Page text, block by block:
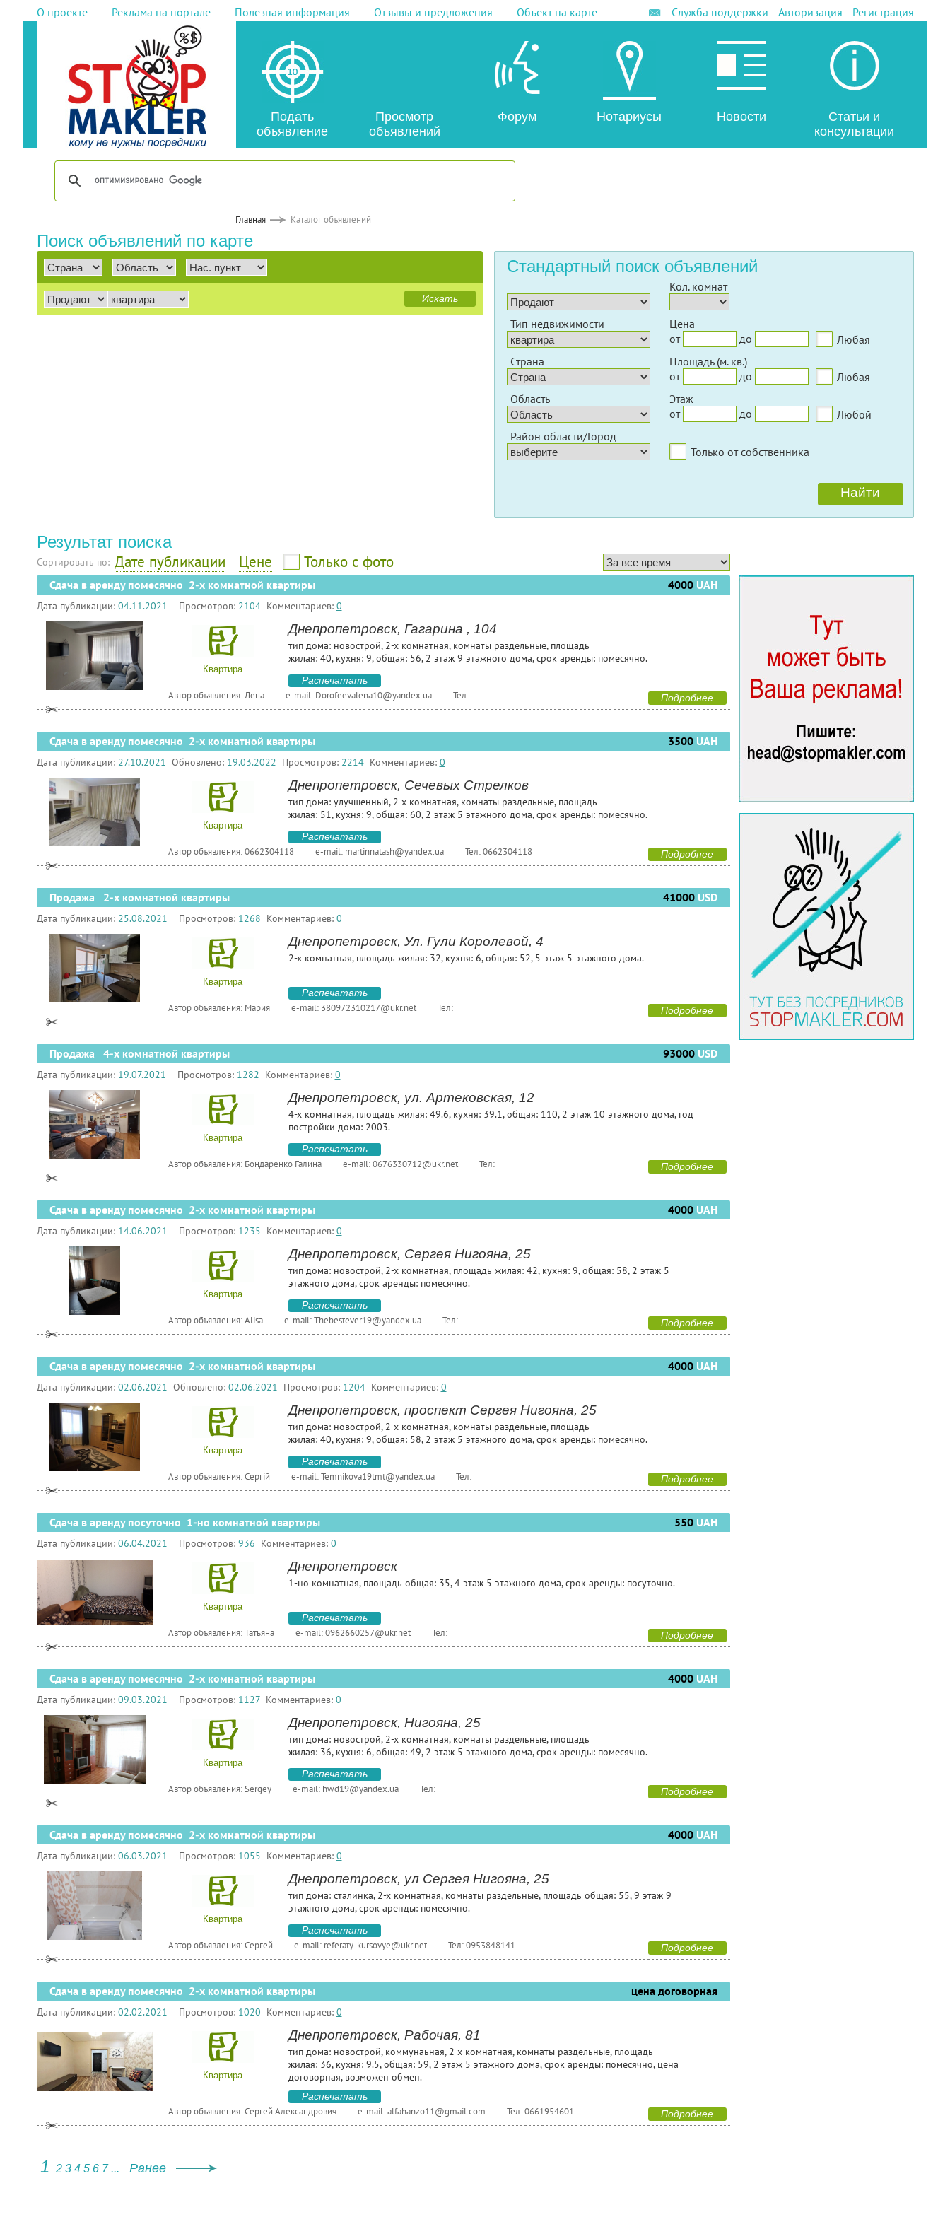
О проекте Реклама на портале Полезная информация Отзывы и предложения Объект на карте Служба поддержки Авторизация Регистрация
Подать
объявление
Просмотр
объявлений
Форум Нотариусы Новости
Статьи и
консультации
Главная Каталог объявлений
Поиск объявлений по карте
Стандартный поиск объявлений
Тип недвижимости
Страна
Область
Район области/Город
Кол. комнат
Цена
от
до
Любая
Площадь (м. кв.)
от
до
Любая
Этаж
от
до Любой
Только от собственника
Результат поиска
Сортировать по: Дате публикации Цене Только с фото
Сдача в аренду помесячно 2-х комнатной квартиры 4000UAH
Дата публикации: 04.11.2021 Просмотров: 2104 Комментариев: 0
Квартира
Днепропетровск, Гагарина , 104
тип дома: новострой, 2-х комнатная, комнаты раздельные, площадь
жилая: 40, кухня: 9, общая: 56, 2 этаж 9 этажного дома, срок аренды: помесячно.
Распечатать
Автор объявления: Лена e-mail: Dorofeevalena10@yandex.ua Тел: Подробнее
Сдача в аренду помесячно 2-х комнатной квартиры 3500UAH
Дата публикации: 27.10.2021 Обновлено: 19.03.2022 Просмотров: 2214 Комментариев: 0
Квартира
Днепропетровск, Сечевых Стрелков
тип дома: улучшенный, 2-х комнатная, комнаты раздельные, площадь
жилая: 51, кухня: 9, общая: 60, 2 этаж 5 этажного дома, срок аренды: помесячно.
Распечатать
Автор объявления: 0662304118 e-mail: martinnatash@yandex.ua Тел: 0662304118 Подробнее
Продажа 2-х комнатной квартиры 41000USD
Дата публикации: 25.08.2021 Просмотров: 1268 Комментариев: 0
Квартира
Днепропетровск, Ул. Гули Королевой, 4
2-х комнатная, площадь жилая: 32, кухня: 6, общая: 52, 5 этаж 5 этажного дома.
Распечатать
Автор объявления: Мария e-mail: 380972310217@ukr.net Тел: Подробнее
Продажа 4-х комнатной квартиры 93000USD
Дата публикации: 19.07.2021 Просмотров: 1282 Комментариев: 0
Квартира
Днепропетровск, ул. Артековская, 12
4-х комнатная, площадь жилая: 49.6, кухня: 39.1, общая: 110, 2 этаж 10 этажного дома, год
постройки дома: 2003.
Распечатать
Автор объявления: Бондаренко Галина e-mail:0676330712@ukr.net Тел: Подробнее
Сдача в аренду помесячно 2-х комнатной квартиры 4000UAH
Дата публикации: 14.06.2021 Просмотров: 1235 Комментариев: 0
Квартира
Днепропетровск, Сергея Нигояна, 25
тип дома: новострой, 2-х комнатная, площадь жилая: 42, кухня: 9, общая: 58, 2 этаж 5
этажного дома, срок аренды: помесячно.
Распечатать
Автор объявления: Alisa e-mail:Thebestever19@yandex.ua Тел: Подробнее
Сдача в аренду помесячно 2-х комнатной квартиры 4000UAH
Дата публикации: 02.06.2021 Обновлено: 02.06.2021 Просмотров: 1204 Комментариев: 0
Квартира
Днепропетровск, проспект Сергея Нигояна, 25
тип дома: новострой, 2-х комнатная, комнаты раздельные, площадь
жилая: 40, кухня: 9, общая: 58, 2 этаж 5 этажного дома, срок аренды: помесячно.
Распечатать
Автор объявления: Сергій e-mail:Temnikova19tmt@yandex.ua Тел: Подробнее
Сдача в аренду посуточно 1-но комнатной квартиры 550UAH
Дата публикации: 06.04.2021 Просмотров: 936 Комментариев: 0
Квартира
Днепропетровск
1-но комнатная, площадь общая: 35, 4 этаж 5 этажного дома, срок аренды: посуточно.
Распечатать
Автор объявления: Татьяна e-mail:0962660257@ukr.net Тел: Подробнее
Сдача в аренду помесячно 2-х комнатной квартиры 4000UAH
Дата публикации: 09.03.2021 Просмотров: 1127 Комментариев: 0
Квартира
Днепропетровск, Нигояна, 25
тип дома: новострой, 2-х комнатная, комнаты раздельные, площадь
жилая: 36, кухня: 6, общая: 49, 2 этаж 5 этажного дома, срок аренды: помесячно.
Распечатать
Автор объявления: Sergey e-mail: hwd19@yandex.ua Тел: Подробнее
Сдача в аренду помесячно 2-х комнатной квартиры 4000UAH
Дата публикации: 06.03.2021 Просмотров: 1055 Комментариев: 0
Квартира
Днепропетровск, ул Сергея Нигояна, 25
тип дома: сталинка, 2-х комнатная, комнаты раздельные, площадь общая: 55, 9 этаж 9
этажного дома, срок аренды: помесячно.
Распечатать
Автор объявления: Сергей e-mail: referaty_kursovye@ukr.net Тел: 0953848141 Подробнее
Сдача в аренду помесячно 2-х комнатной квартиры цена договорная
Дата публикации: 02.02.2021 Просмотров: 1020 Комментариев: 0
Квартира
Днепропетровск, Рабочая, 81
тип дома: новострой, коммунаьная, 2-х комнатная, комнаты раздельные, площадь
жилая: 36, кухня: 9.5, общая: 59, 2 этаж 5 этажного дома, срок аренды: помесячно, цена
договорная, возможен обмен.
Распечатать
Автор объявления: Сергей Александрович e-mail:alfahanzo11@gmail.com Тел: 0661954601 Подробнее
1 2 3 4 5 6 7 ... Ранее